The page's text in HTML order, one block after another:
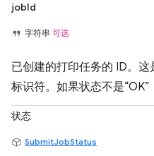
jobId
字符串 可选
已创建的打印任务的 ID。
标识符。如果状态不是“OK”
状态
SubmitJobStatus